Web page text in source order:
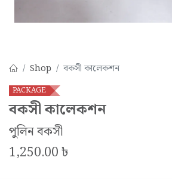
Shop বকসী কালেকশন
PACKAGE
বকসী কালেকশন
পুলিন বকসী
1,250.00৳